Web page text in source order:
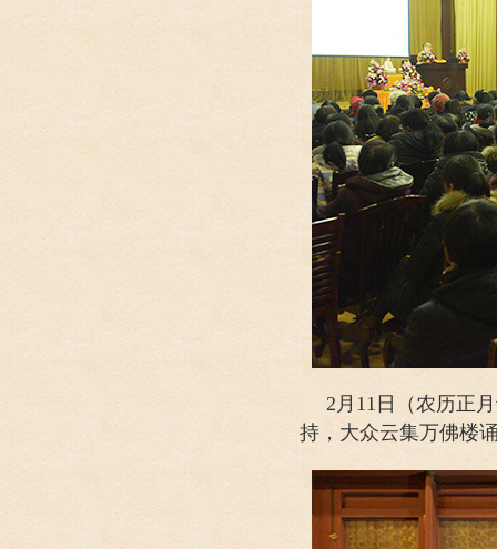
2月11日（农历正
持，大众云集万佛楼